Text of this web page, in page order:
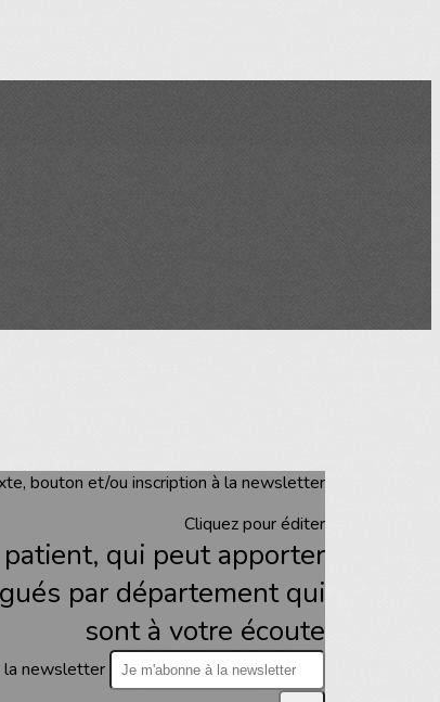
bouton et/ou inscription à la newsletter
Cliquez pour éditer
qui peut apporter
par département qui
sont à votre écoute
la newsletter